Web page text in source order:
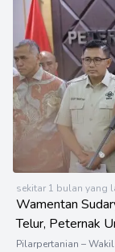
sekitar 1 bulan yang
Wamentan
Telur, Peternak
Pilarpertanian –